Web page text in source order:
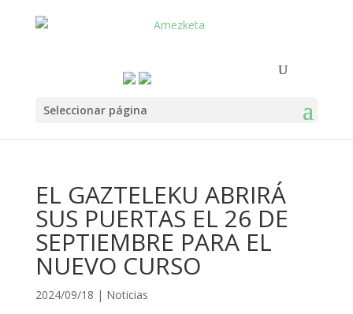
Seleccionar página
EL GAZTELEKU ABRIRÁ
SUS PUERTAS EL 26 DE
SEPTIEMBRE PARA EL
NUEVO CURSO
2024/09/18 | Noticias